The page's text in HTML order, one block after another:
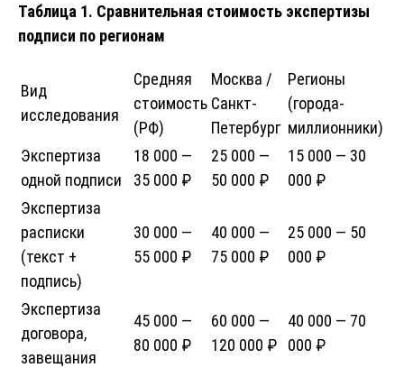
Таблица 1. Сравнительная стоимость экспертизы
подписи по регионам
Вид
исследования
Средняя
стоимость
(РФ)
Москва /
Санкт-
Петербург
Регионы
(города-
миллионники)
Экспертиза
одной подписи
18 000 —
35 000 ₽
25 000 —
50 000 ₽
15 000 — 30
000 ₽
Экспертиза
расписки
(текст +
подпись)
30 000 —
55 000 ₽
40 000 —
75 000 ₽
25 000 — 50
000 ₽
Экспертиза
договора,
завещания
45 000 —
80 000 ₽
60 000 —
120 000 ₽
40 000 — 70
000 ₽